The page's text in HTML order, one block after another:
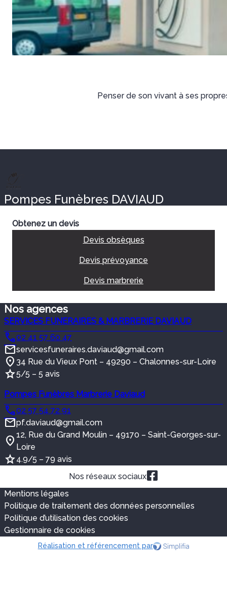
Penser de son vivant à ses
Pompes Funèbres DAVIAUD
Obtenez un devis
Devis obsèques
Devis prévoyance
Devis marbrerie
Nos agences
SERVICES FUNERAIRES & MARBRERIE DAVIAUD
02 41 57 60 47
servicesfuneraires.daviaud@gmail.com
34 Rue du Vieux Pont – 49290 – Chalonnes-sur-Loire
5/5 – 5 avis
Pompes Funèbres Marbrerie Daviaud
02 57 54 72 91
pf.daviaud@gmail.com
12, Rue du Grand Moulin – 49170 – Saint-Georges-sur-
Loire
4.9/5 – 79 avis
Nos réseaux sociaux
Mentions légales
Politique de traitement des données personnelles
Politique d’utilisation des cookies
Gestionnaire de cookies
Réalisation et référencement par